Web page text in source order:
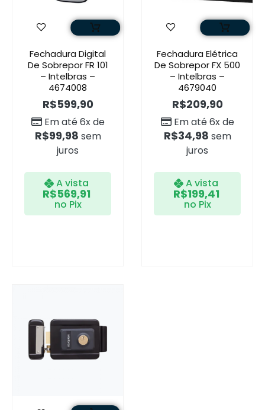
Fechadura Digital
De Sobrepor FR 101
– Intelbras –
4674008
R$599,90
Em até 6x de
R$99,98 sem
juros
A vista
R$569,91
no Pix
Fechadura Elétrica
De Sobrepor FX 500
– Intelbras –
4679040
R$209,90
Em até 6x de
R$34,98 sem
juros
A vista
R$199,41
no Pix